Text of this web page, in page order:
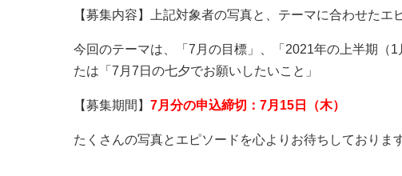
【募集内容】上記対象者の写真と、テーマに合わせたエ
今回のテーマは、「7月の目標」、「2021年の上半期（
たは「7月7日の七夕でお願いしたいこと」
【募集期間】 7月分の申込締切：7月15日（木）
たくさんの写真とエピソードを心よりお待ちしております